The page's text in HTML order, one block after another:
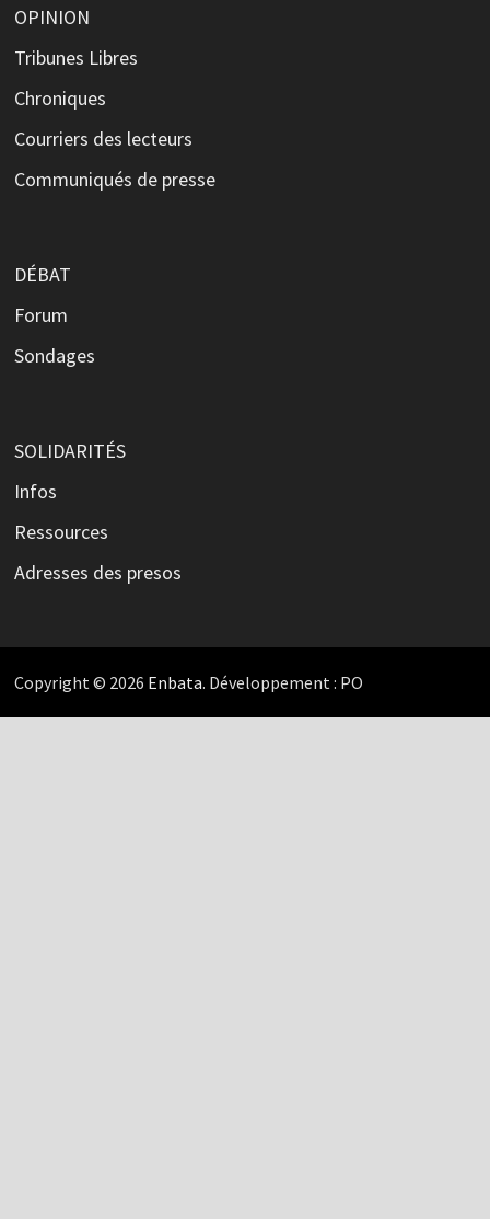
OPINION
Tribunes Libres
Chroniques
Courriers des lecteurs
Communiqués de presse
DÉBAT
Forum
Sondages
SOLIDARITÉS
Infos
Ressources
Adresses des presos
Copyright © 2026 Enbata. Développement : PO